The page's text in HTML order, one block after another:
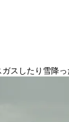
スしたり雪降っ